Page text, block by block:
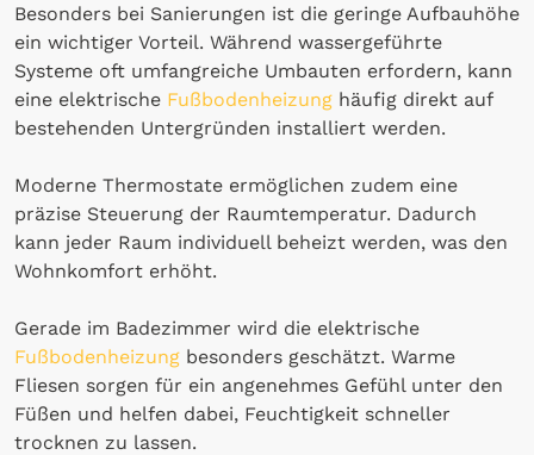
Besonders bei Sanierungen ist die geringe Aufbauhöhe
ein wichtiger Vorteil. Während wassergeführte
Systeme oft umfangreiche Umbauten erfordern, kann
eine elektrische Fußbodenheizung häufig direkt auf
bestehenden Untergründen installiert werden.
Moderne Thermostate ermöglichen zudem eine
präzise Steuerung der Raumtemperatur. Dadurch
kann jeder Raum individuell beheizt werden, was den
Wohnkomfort erhöht.
Gerade im Badezimmer wird die elektrische
Fußbodenheizung besonders geschätzt. Warme
Fliesen sorgen für ein angenehmes Gefühl unter den
Füßen und helfen dabei, Feuchtigkeit schneller
trocknen zu lassen.